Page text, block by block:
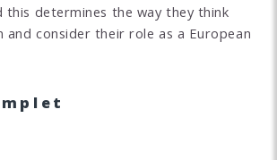
determines the way they think
consider their role as a European